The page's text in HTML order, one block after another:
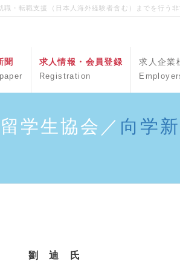
・転職支援（日本人海外経験者含む）までを行う非
聞 求人情報・会員登録
Registration
求人企業
学生協会／ 向学
劉 迪 氏